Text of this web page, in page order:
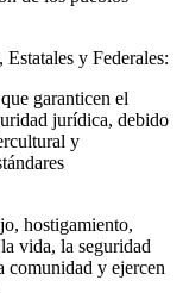
y Federales:
garanticen el
jurídica, debido
y
hostigamiento,
vida, la seguridad
comunidad y ejercen